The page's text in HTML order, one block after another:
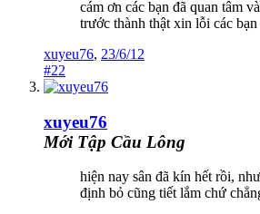
cám ơn các bạn đã quan tâm
trước thành thật xin lỗi các
xuyeu76, 23/6/12
#22
xuyeu76
Mới Tập Cầu Lông
hiện nay sân đã kín hết rồi,
định bỏ cũng tiết lắm chứ